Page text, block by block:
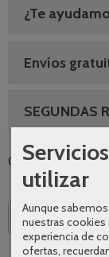
¿Te
Envíos
SEGUNDAS
Categoría:
utilizar
Aunque
nuestras
experiencia de
ofertas,